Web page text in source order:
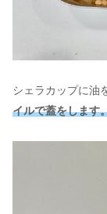
シェラカップに油
イルで蓋をします